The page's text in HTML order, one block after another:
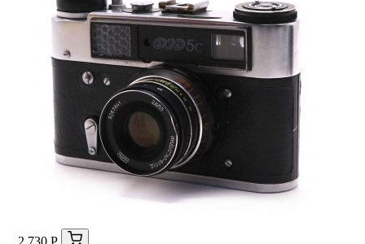
2 730 Р